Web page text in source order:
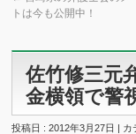
トは今も公開中！
佐竹修三元
金横領で警
投稿日 : 2012年3月27日 |